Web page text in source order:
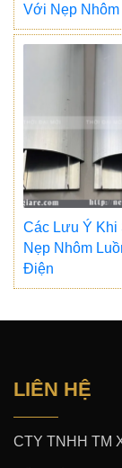
Với Nẹp
Các Lưu Ý Khi
Nẹp Nhôm
Điện
LIÊN HỆ
CTY TNHH TM